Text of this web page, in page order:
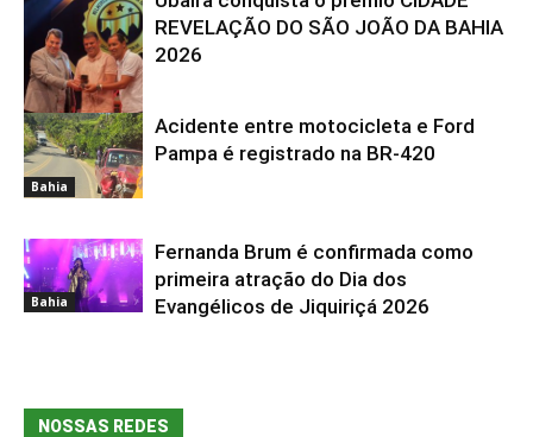
Bahia
REVELAÇÃO DO SÃO JOÃO DA BAHIA
2026
Bahia
Acidente entre motocicleta e Ford
Pampa é registrado na BR-420
Bahia
Fernanda Brum é confirmada como
primeira atração do Dia dos
Evangélicos de Jiquiriçá 2026
NOSSAS REDES